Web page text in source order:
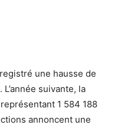
une hausse de
suivante, la
1 584 188
annoncent une